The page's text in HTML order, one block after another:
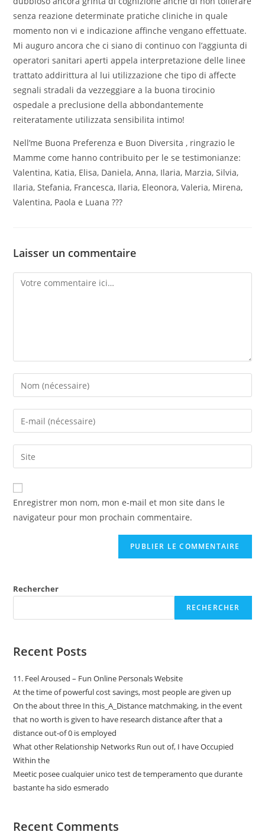
senza reazione determinate pratiche cliniche in quale
momento non vi e indicazione affinche vengano effettuate.
Mi auguro ancora che ci siano di continuo con l’aggiunta di
operatori sanitari aperti appela interpretazione delle linee
trattato addirittura al lui utilizzazione che tipo di affecte
segnali stradali da vezzeggiare a la buona tirocinio
ospedale a preclusione della abbondantemente
reiteratamente utilizzata sensibilita intimo!
Nell’me Buona Preferenza e Buon Diversita , ringrazio le
Mamme come hanno contribuito per le se testimonianze:
Valentina, Katia, Elisa, Daniela, Anna, Ilaria, Marzia, Silvia,
Ilaria, Stefania, Francesca, Ilaria, Eleonora, Valeria, Mirena,
Valentina, Paola e Luana ???
Laisser un commentaire
Enregistrer mon nom, mon e-mail et mon site dans le
navigateur pour mon prochain commentaire.
Rechercher
RECHERCHER
Recent Posts
11. Feel Aroused – Fun Online Personals Website
At the time of powerful cost savings, most people are given up
On the about three In this_A_Distance matchmaking, in the event
that no worth is given to have research distance after that a
distance out-of 0 is employed
What other Relationship Networks Run out of, I have Occupied
Within the
Meetic posee cualquier unico test de temperamento que durante
bastante ha sido esmerado
Recent Comments